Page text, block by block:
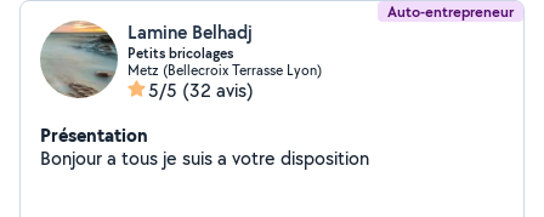
Auto-entrepreneur
Lamine Belhadj
Petits bricolages
Metz (Bellecroix Terrasse Lyon)
5/5 (32 avis)
Présentation
Bonjour a tous je suis a votre disposition